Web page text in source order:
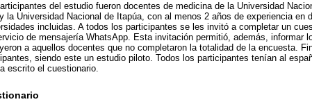
del estudio fueron docentes de medicina de la Universidad
la Universidad Nacional de Itapúa, con al menos 2 años de experiencia en
incluidas. A todos los participantes se les invitó a completar un
de mensajería WhatsApp. Esta invitación permitió, además, informar
a aquellos docentes que no completaron la totalidad de la encuesta.
siendo este un estudio piloto. Todos los participantes tenían al
escrito el cuestionario.